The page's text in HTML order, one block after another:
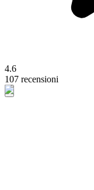
4.6
107 recensioni